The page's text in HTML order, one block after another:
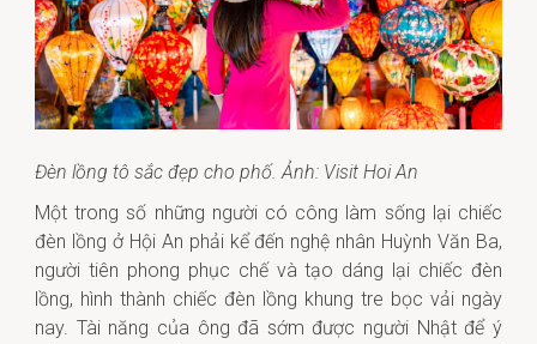
Đèn lồng tô sắc đẹp cho phố. Ảnh: Visit Hoi An
Một trong số những người có công làm sống lại chiếc
đèn lồng ở Hội An phải kể đến nghệ nhân Huỳnh Văn Ba,
người tiên phong phục chế và tạo dáng lại chiếc đèn
lồng, hình thành chiếc đèn lồng khung tre bọc vải ngày
nay. Tài năng của ông đã sớm được người Nhật để ý